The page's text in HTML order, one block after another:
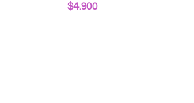
$4.900